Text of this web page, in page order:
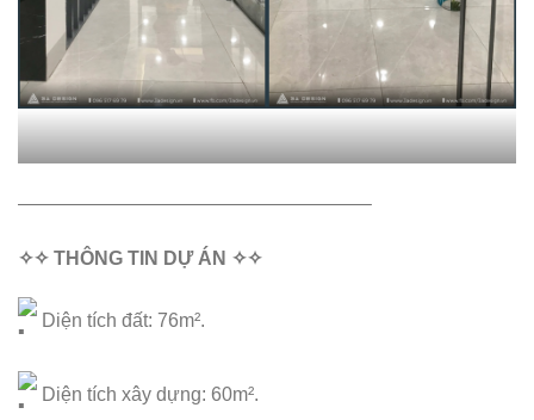
——————————————————–
✧✧ THÔNG TIN DỰ ÁN ✧✧
Diện tích đất: 76m².
Diện tích xây dựng: 60m².